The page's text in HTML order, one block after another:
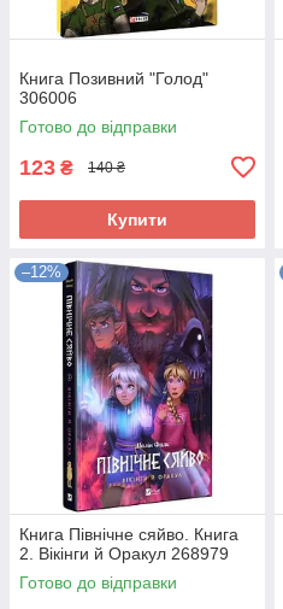
Книга Позивний "Голод"
306006
Готово до відправки
123 ₴ 140 ₴
Купити
–12%
Книга Північне сяйво. Книга
2. Вікінги й Оракул 268979
Готово до відправки